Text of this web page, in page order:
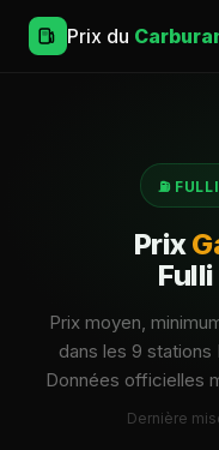
Prix du
⛽
Prix
Prix moyen,
dans les 9 stations
Données officielles
Dernière